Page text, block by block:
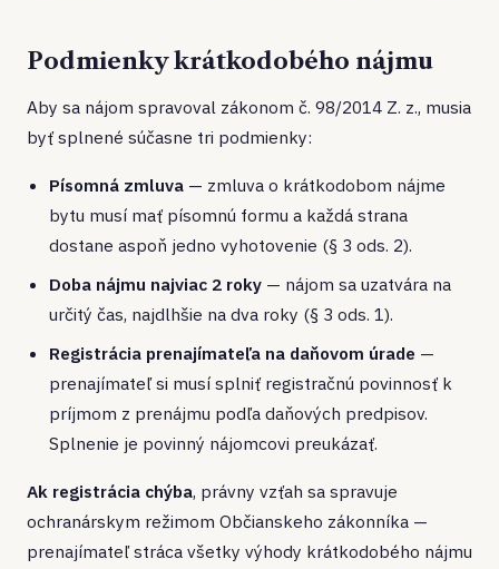
Podmienky krátkodobého nájmu
Aby sa nájom spravoval zákonom č. 98/2014 Z. z., musia
byť splnené súčasne tri podmienky:
Písomná zmluva — zmluva o krátkodobom nájme
bytu musí mať písomnú formu a každá strana
dostane aspoň jedno vyhotovenie (§ 3 ods. 2).
Doba nájmu najviac 2 roky — nájom sa uzatvára na
určitý čas, najdlhšie na dva roky (§ 3 ods. 1).
Registrácia prenajímateľa na daňovom úrade —
prenajímateľ si musí splniť registračnú povinnosť k
príjmom z prenájmu podľa daňových predpisov.
Splnenie je povinný nájomcovi preukázať.
Ak registrácia chýba, právny vzťah sa spravuje
ochranárskym režimom Občianskeho zákonníka —
prenajímateľ stráca všetky výhody krátkodobého nájmu